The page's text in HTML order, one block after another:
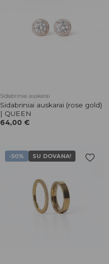
Sidabriniai auskarai
Sidabriniai auskarai (rose gold)
| QUEEN
64,00 €
-50% SU DOVANA!